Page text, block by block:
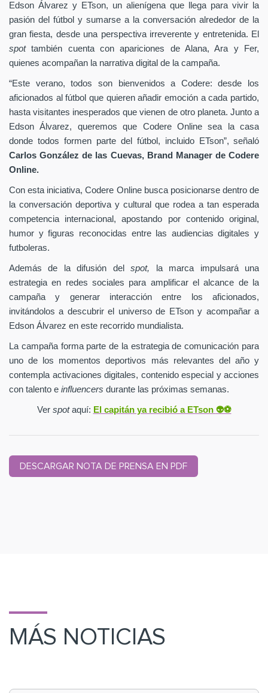
Edson Álvarez y ETson, un alienígena que llega para vivir la
pasión del fútbol y sumarse a la conversación alrededor de la
gran fiesta, desde una perspectiva irreverente y entretenida. El
spottambién cuenta con apariciones de Alana, Ara y Fer,
quienes acompañan la narrativa digital de la campaña.
“Este verano, todos son bienvenidos a Codere: desde los
aficionados al fútbol que quieren añadir emoción a cada partido,
hasta visitantes inesperados que vienen de otro planeta. Junto a
Edson Álvarez, queremos que Codere Online sea la casa
donde todos formen parte del fútbol, incluido ETson”, señaló
Carlos González de las Cuevas, Brand Manager de Codere
Online.
Con esta iniciativa, Codere Online busca posicionarse dentro de
la conversación deportiva y cultural que rodea a tan esperada
competencia internacional, apostando por contenido original,
humor y figuras reconocidas entre las audiencias digitales y
futboleras.
Además de la difusión delspot,
la marca impulsará una
estrategia en redes sociales para amplificar el alcance de la
campaña y generar interacción entre los aficionados,
invitándolos a descubrir el universo de ETson y acompañar a
Edson Álvarez en este recorrido mundialista.
La campaña forma parte de la estrategia de comunicación para
uno de los momentos deportivos más relevantes del año y
contempla activaciones digitales, contenido especial y acciones
con talento e influencers durante las próximas semanas.
Ver spotaquí: El capitán ya recibió a ETson 👽⚽️
DESCARGAR NOTA DE PRENSA EN PDF
MÁS NOTICIAS